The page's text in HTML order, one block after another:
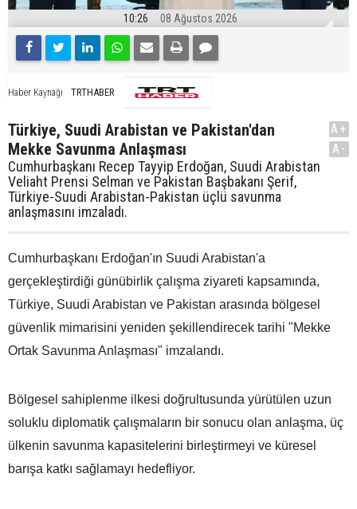
10:26 08 Ağustos 2026
Haber Kaynağı TRTHABER
Türkiye, Suudi Arabistan ve Pakistan'dan
Mekke Savunma Anlaşması
Cumhurbaşkanı Recep Tayyip Erdoğan, Suudi Arabistan
Veliaht Prensi Selman ve Pakistan Başbakanı Şerif,
Türkiye-Suudi Arabistan-Pakistan üçlü savunma
anlaşmasını imzaladı.
A+
A-
Cumhurbaşkanı Erdoğan'ın Suudi Arabistan'a
gerçekleştirdiği günübirlik çalışma ziyareti kapsamında,
Türkiye, Suudi Arabistan ve Pakistan arasında bölgesel
güvenlik mimarisini yeniden şekillendirecek tarihi "Mekke
Ortak Savunma Anlaşması" imzalandı.
Bölgesel sahiplenme ilkesi doğrultusunda yürütülen uzun
soluklu diplomatik çalışmaların bir sonucu olan anlaşma, üç
ülkenin savunma kapasitelerini birleştirmeyi ve küresel
barışa katkı sağlamayı hedefliyor.